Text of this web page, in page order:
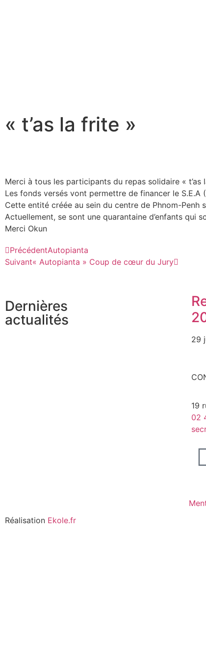
« t’as la frite »
Merci à tous les participants du repas solidaire « t’as
Les fonds versés vont permettre de financer le S.E.A
Cette entité créée au sein du centre de Phnom-Penh
Actuellement, se sont une quarantaine d’enfants
Merci Okun
PrécédentAutopianta
Suivant« Autopianta » Coup de cœur du Jury
Dernières
actualités
29
19
02
Réalisation Ekole.fr